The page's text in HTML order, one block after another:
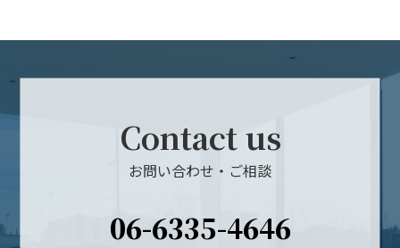
Contact us
お問い合わせ・ご相談
06-6335-4646